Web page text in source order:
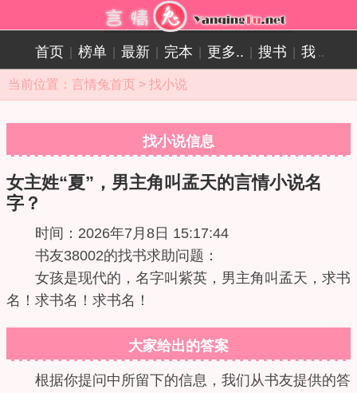
首页 榜单 最新 完本 更多.. 搜书 我 ..
当前位置： 言情兔首页 > 找小说
找小说信息
女主姓“夏”，男主角叫孟天的言情小说名
字？
时间：2026年7月8日 15:17:44
书友38002的找书求助问题：
女孩是现代的，名字叫紫英，男主角叫孟天，求书
名！求书名！求书名！
大家给出的答案
根据你提问中所留下的信息，我们从书友提供的答